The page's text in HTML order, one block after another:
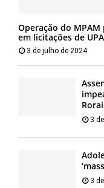
Operação do
em licitações de
3 de julho de 2024
3
3